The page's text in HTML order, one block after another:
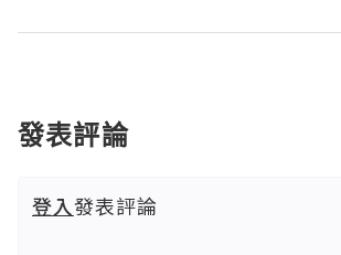
發表評論
登入發表評論